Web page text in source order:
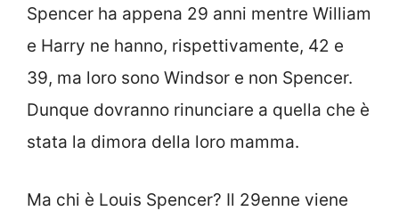
Spencer ha appena 29 anni mentre William
e Harry ne hanno, rispettivamente, 42 e
39, ma loro sono Windsor e non Spencer.
Dunque dovranno rinunciare a quella che è
stata la dimora della loro mamma.
Ma chi è Louis Spencer? Il 29enne viene